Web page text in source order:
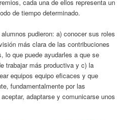
cada una de ellos representa un
de tiempo determinado.
pudieron: a) conocer sus roles
más clara de las contribuciones
lo que puede ayudarles a que se
trabajar más productiva y c) la
equipos equipo eficaces y que
fundamentalmente por las
adaptarse y comunicarse unos